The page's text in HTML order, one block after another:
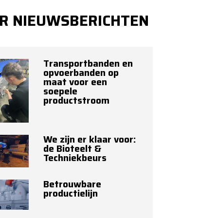
NIEUWSBERICHTEN
Transportbanden en
opvoerbanden op
maat voor een
soepele
productstroom
We zijn er klaar voor:
de Bioteelt &
Techniekbeurs
Betrouwbare
productielijn